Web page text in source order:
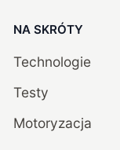
NA SKRÓTY
Technologie
Testy
Motoryzacja